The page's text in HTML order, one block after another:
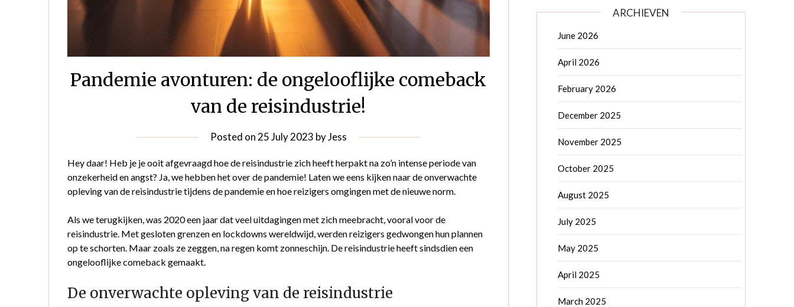
Pandemie avonturen: de ongelooflijke comeback
van de reisindustrie!
Posted on 25 July 2023 byJess
Hey daar! Heb je je ooit afgevraagd hoe de reisindustrie zich heeft herpakt na zo’n intense periode van
onzekerheid en angst? Ja, we hebben het over de pandemie! Laten we eens kijken naar de onverwachte
opleving van de reisindustrie tijdens de pandemie en hoe reizigers omgingen met de nieuwe norm.
Als we terugkijken, was 2020 een jaar dat veel uitdagingen met zich meebracht, vooral voor de
reisindustrie. Met gesloten grenzen en lockdowns wereldwijd, werden reizigers gedwongen hun plannen
op te schorten. Maar zoals ze zeggen, na regen komt zonneschijn. De reisindustrie heeft sindsdien een
ongelooflijke comeback gemaakt.
De onverwachte opleving van de reisindustrie
ARCHIEVEN
June 2026
April 2026
February 2026
December 2025
November 2025
October 2025
August 2025
July 2025
May 2025
April 2025
March 2025